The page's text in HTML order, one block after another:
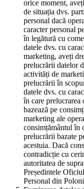
orice moment,
de situația dvs.
personal dacă
caracter personal
în legătură cu
datele dvs. cu
marketing, aveți
prelucrării datelor
activități de
prelucrării în
datele dvs. cu
în care prelucrarea
bazează pe
marketing ale
consimțământul în
prelucrării bazate
acestuia. Dacă
contradicție cu
autoritatea de
Președintele
Personal din